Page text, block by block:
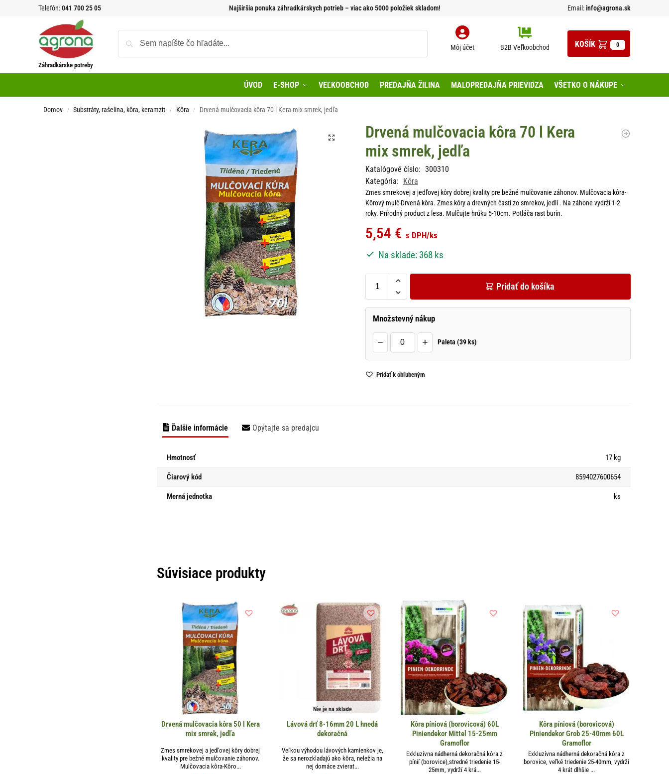
Telefón:041 700 25 05 Najširšia ponuka záhradkárskych potrieb – viac ako 5000 položiek skladom! Email:info@agrona.sk
Záhradkárske potreby
Môj účet B2B Veľkoobchod 0
ÚVOD E-SHOP VEĽKOOBCHOD PREDAJŇA ŽILINA MALOPREDAJŇA PRIEVIDZA VŠETKO O NÁKUPE
Domov / Substráty, rašelina, kôra, keramzit / Kôra / Drvená mulčovacia kôra 70 l Kera mix smrek, jedľa
Drvená mulčovacia kôra 70 l Kera
mix smrek, jedľa
Katalógové číslo: 300310
Kategória: Kôra
Zmes smrekovej a jedľovej kôry dobrej kvality pre bežné mulčovanie záhonov. Mulčovacia kôra-
Kôrový mulč-Drvená kôra. Zmes kôry a drevných častí zo smrekov, jedlí . Na záhone vydrží 1-2
roky. Prírodný product z lesa. Mulčujte hrúku 5-10cm. Potláča rast burín.
5,54 € s DPH/ks
Na sklade: 368 ks
Pridať do košíka
Množstevný nákup
Paleta (39 ks)
− +
Pridať k obľubeným
Ďalšie informácie Opýtajte sa predajcu
Hmotnosť 17 kg
Čiarový kód 8594027600654
Merná jednotka ks
Súvisiace produkty
Drvená mulčovacia kôra 50 l Kera
mix smrek, jedľa
Zmes smrekovej a jedľovej kôry dobrej
kvality pre bežné mulčovanie záhonov.
Mulčovacia kôra-Kôro...
Nie je na sklade
Lávová drť 8-16mm 20 L hnedá
dekoračná
Veľkou výhodou lávových kamienkov je,
že sa nerozkladajú ako kôra, neležia na
nej domáce zvierat...
Kôra píniová (borovicová) 60L
Piniendekor Mittel 15-25mm
Gramoflor
Exkluzívna nádherná dekoračná kôra z
pínií (borovice),stredné triedenie 15-
25mm, vydrží 4 krá...
Kôra píniová (borovicová)
Piniendekor Grob 25-40mm 60L
Gramoflor
Exkluzívna nádherná dekoračná kôra z
borovice, veľké triedenie 25-40mm, vydrží
4 krát dlhšie ...